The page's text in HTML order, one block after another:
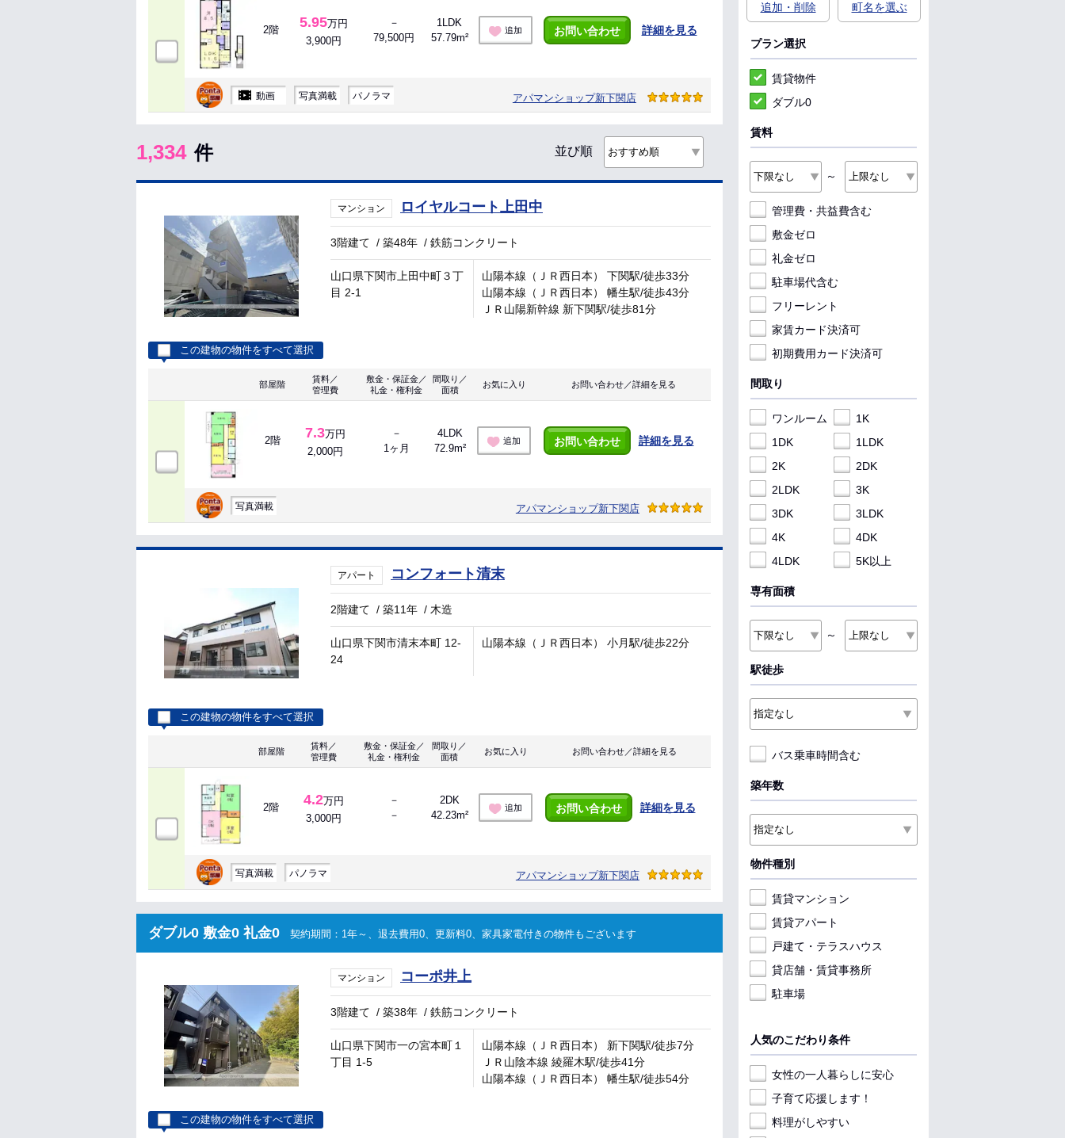
2階 5.95万円
3,900円
－
79,500円
1LDK
57.79m²
追加 お問い合わせ 詳細を見る
動画 写真満載 パノラマ アパマンショップ新下関店
1,334 件 並び順
マンション ロイヤルコート上田中
3階建て /築48年 /鉄筋コンクリート
山口県下関市上田中町３丁
目 2-1
山陽本線（ＪＲ西日本） 下関駅/徒歩33分
山陽本線（ＪＲ西日本） 幡生駅/徒歩43分
ＪＲ山陽新幹線 新下関駅/徒歩81分
この建物の物件をすべて選択
部屋階
賃料／
管理費
敷金・保証金／
礼金・権利金
間取り／
面積
お気に入り お問い合わせ／詳細を見る
2階 7.3万円
2,000円
－
1ヶ月
4LDK
72.9m²
追加 お問い合わせ 詳細を見る
写真満載 アパマンショップ新下関店
アパート コンフォート清末
2階建て /築11年 / 木造
山口県下関市清末本町 12-
24
山陽本線（ＪＲ西日本） 小月駅/徒歩22分
この建物の物件をすべて選択
部屋階
賃料／
管理費
敷金・保証金／
礼金・権利金
間取り／
面積
お気に入り お問い合わせ／詳細を見る
2階 4.2万円
3,000円
－
－
2DK
42.23m²
追加 お問い合わせ 詳細を見る
写真満載 パノラマ アパマンショップ新下関店
ダブル0 敷金0 礼金0 契約期間：1年～、退去費用0、更新料0、家具家電付きの物件もございます
マンション コーポ井上
3階建て /築38年 /鉄筋コンクリート
山口県下関市一の宮本町１
丁目 1-5
山陽本線（ＪＲ西日本） 新下関駅/徒歩7分
ＪＲ山陰本線 綾羅木駅/徒歩41分
山陽本線（ＪＲ西日本） 幡生駅/徒歩54分
この建物の物件をすべて選択
追加・削除 町名を選ぶ
プラン選択
賃貸物件
ダブル0
賃料
～
管理費・共益費含む
敷金ゼロ
礼金ゼロ
駐車場代含む
フリーレント
家賃カード決済可
初期費用カード決済可
間取り
ワンルーム
1K
1DK
1LDK
2K
2DK
2LDK
3K
3DK
3LDK
4K
4DK
4LDK
5K以上
専有面積
～
駅徒歩
バス乗車時間含む
築年数
物件種別
賃貸マンション
賃貸アパート
戸建て・テラスハウス
貸店舗・賃貸事務所
駐車場
人気のこだわり条件
女性の一人暮らしに安心
子育て応援します！
料理がしやすい